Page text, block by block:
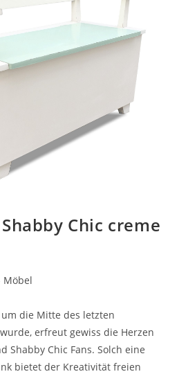
Chic creme
Möbel
die Mitte des letzten
erfreut gewiss die Herzen
Shabby Chic Fans. Solch eine
bietet der Kreativität freien